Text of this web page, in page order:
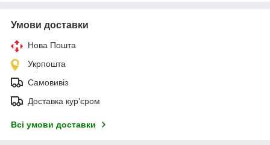
Умови доставки
Нова Пошта
Укрпошта
Самовивіз
Доставка кур'єром
Всі умови доставки